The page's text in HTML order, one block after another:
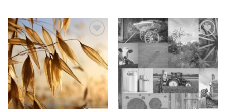
Toevoegen
aan
verlanglijst
Toevoegen
aan
verlanglijst